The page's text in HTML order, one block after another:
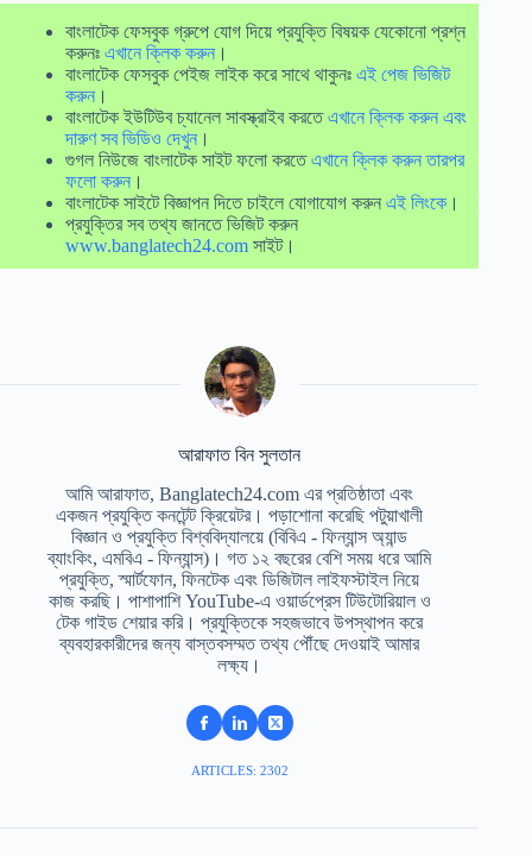
বাংলাটেক ফেসবুক গ্রুপে যোগ দিয়ে প্রযুক্তি বিষয়ক যেকোনো প্রশ্ন
করুনঃ এখানে ক্লিক করুন ।
বাংলাটেক ফেসবুক পেইজ লাইক করে সাথে থাকুনঃ এই পেজ ভিজিট
করুন ।
বাংলাটেক ইউটিউব চ্যানেল সাবস্ক্রাইব করতেএখানে ক্লিক করুন এবং
দারুণ সব ভিডিও দেখুন ।
গুগল নিউজে বাংলাটেক সাইট ফলো করতেএখানে ক্লিক করুন তারপর
ফলো করুন ।
বাংলাটেক সাইটে বিজ্ঞাপন দিতে চাইলে যোগাযোগ করুন এই লিংকে ।
প্রযুক্তির সব তথ্য জানতে ভিজিট করুন
www.banglatech24.com সাইট।
আরাফাত বিন সুলতান
আমি আরাফাত, Banglatech24.com এর প্রতিষ্ঠাতা এবং
একজন প্রযুক্তি কনটেন্ট ক্রিয়েটর। পড়াশোনা করেছি পটুয়াখালী
বিজ্ঞান ও প্রযুক্তি বিশ্ববিদ্যালয়ে (বিবিএ - ফিন্যান্স অ্যান্ড
ব্যাংকিং, এমবিএ - ফিন্যান্স)। গত ১২ বছরের বেশি সময় ধরে আমি
প্রযুক্তি, স্মার্টফোন, ফিনটেক এবং ডিজিটাল লাইফস্টাইল নিয়ে
কাজ করছি। পাশাপাশি YouTube-এ ওয়ার্ডপ্রেস টিউটোরিয়াল ও
টেক গাইড শেয়ার করি। প্রযুক্তিকে সহজভাবে উপস্থাপন করে
ব্যবহারকারীদের জন্য বাস্তবসম্মত তথ্য পৌঁছে দেওয়াই আমার
লক্ষ্য।
ARTICLES: 2302